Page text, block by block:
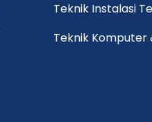
Teknik Instalasi
Teknik Komputer